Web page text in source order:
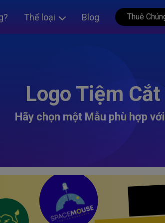
Thể loại Blog Thuê
Logo Tiệm Cắt
Hãy chọn một Mẫu phù hợp